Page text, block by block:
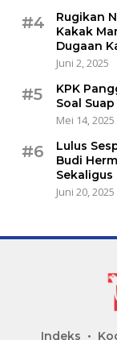
#4
Rugikan
Kakak
Dugaan
Juni 2, 2025
#5
KPK
Soal
Mei 14, 2025
#6
Lulus
Budi
Sekaligus
Juni 20, 2025
Indeks